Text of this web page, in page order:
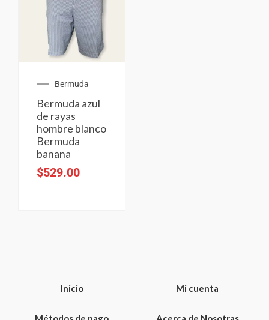
Bermuda
Bermuda azul
de rayas
hombre blanco
Bermuda
banana
$529.00
Inicio Mi cuenta